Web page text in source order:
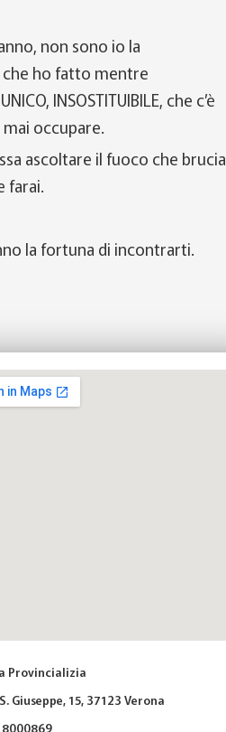
non sono io la
ho fatto mentre
INSOSTITUIBILE, che c’è
occupare.
ascoltare il fuoco che brucia
farai.
la fortuna di incontrarti.
Provincializia
Giuseppe, 15, 37123 Verona
8000869